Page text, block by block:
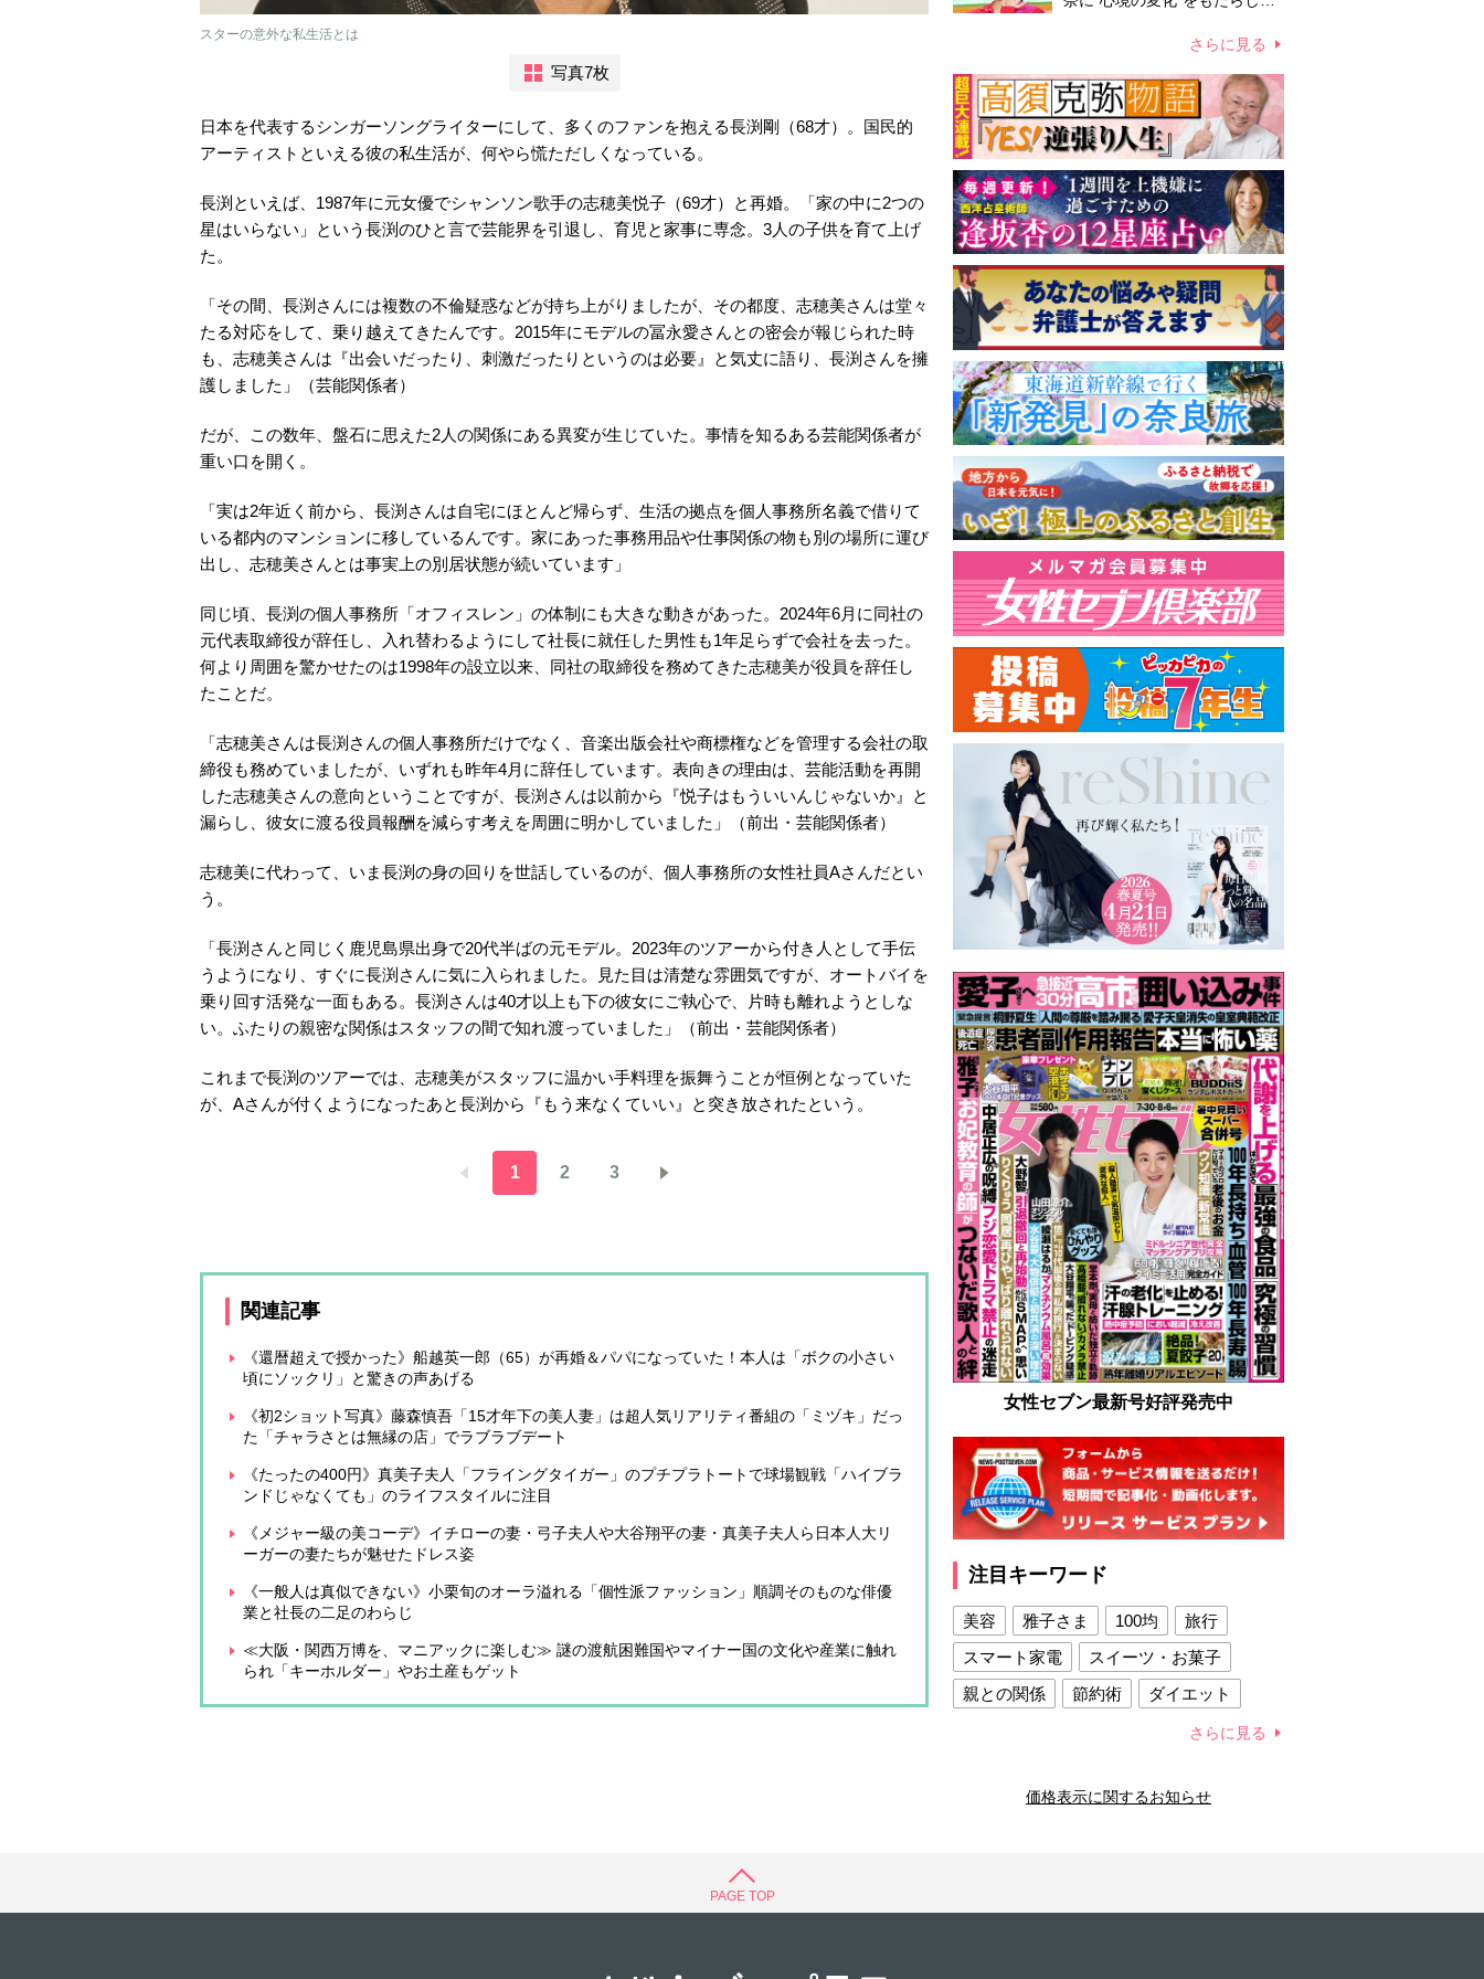
スターの意外な私生活とは
写真7枚
日本を代表するシンガーソングライターにして、多くのファンを抱える長渕剛（68才）。国民的
アーティストといえる彼の私生活が、何やら慌ただしくなっている。
長渕といえば、1987年に元女優でシャンソン歌手の志穂美悦子（69才）と再婚。「家の中に2つの
星はいらない」という長渕のひと言で芸能界を引退し、育児と家事に専念。3人の子供を育て上げ
た。
「その間、長渕さんには複数の不倫疑惑などが持ち上がりましたが、その都度、志穂美さんは堂々
たる対応をして、乗り越えてきたんです。2015年にモデルの冨永愛さんとの密会が報じられた時
も、志穂美さんは『出会いだったり、刺激だったりというのは必要』と気丈に語り、長渕さんを擁
護しました」（芸能関係者）
だが、この数年、盤石に思えた2人の関係にある異変が生じていた。事情を知るある芸能関係者が
重い口を開く。
「実は2年近く前から、長渕さんは自宅にほとんど帰らず、生活の拠点を個人事務所名義で借りて
いる都内のマンションに移しているんです。家にあった事務用品や仕事関係の物も別の場所に運び
出し、志穂美さんとは事実上の別居状態が続いています」
同じ頃、長渕の個人事務所「オフィスレン」の体制にも大きな動きがあった。2024年6月に同社の
元代表取締役が辞任し、入れ替わるようにして社長に就任した男性も1年足らずで会社を去った。
何より周囲を驚かせたのは1998年の設立以来、同社の取締役を務めてきた志穂美が役員を辞任し
たことだ。
「志穂美さんは長渕さんの個人事務所だけでなく、音楽出版会社や商標権などを管理する会社の取
締役も務めていましたが、いずれも昨年4月に辞任しています。表向きの理由は、芸能活動を再開
した志穂美さんの意向ということですが、長渕さんは以前から『悦子はもういいんじゃないか』と
漏らし、彼女に渡る役員報酬を減らす考えを周囲に明かしていました」（前出・芸能関係者）
志穂美に代わって、いま長渕の身の回りを世話しているのが、個人事務所の女性社員Aさんだとい
う。
「長渕さんと同じく鹿児島県出身で20代半ばの元モデル。2023年のツアーから付き人として手伝
うようになり、すぐに長渕さんに気に入られました。見た目は清楚な雰囲気ですが、オートバイを
乗り回す活発な一面もある。長渕さんは40才以上も下の彼女にご執心で、片時も離れようとしな
い。ふたりの親密な関係はスタッフの間で知れ渡っていました」（前出・芸能関係者）
これまで長渕のツアーでは、志穂美がスタッフに温かい手料理を振舞うことが恒例となっていた
が、Aさんが付くようになったあと長渕から『もう来なくていい』と突き放されたという。
1 2 3
関連記事
《還暦超えで授かった》船越英一郎（65）が再婚＆パパになっていた！本人は「ボクの小さい
頃にソックリ」と驚きの声あげる
《初2ショット写真》藤森慎吾「15才年下の美人妻」は超人気リアリティ番組の「ミヅキ」だっ
た「チャラさとは無縁の店」でラブラブデート
《たったの400円》真美子夫人「フライングタイガー」のプチプラトートで球場観戦「ハイブラ
ンドじゃなくても」のライフスタイルに注目
《メジャー級の美コーデ》イチローの妻・弓子夫人や大谷翔平の妻・真美子夫人ら日本人大リ
ーガーの妻たちが魅せたドレス姿
《一般人は真似できない》小栗旬のオーラ溢れる「個性派ファッション」順調そのものな俳優
業と社長の二足のわらじ
≪大阪・関西万博を、マニアックに楽しむ≫ 謎の渡航困難国やマイナー国の文化や産業に触れ
られ「キーホルダー」やお土産もゲット
って「がんに蝕まれる母」を演
さらに見る
女性セブン最新号好評発売中
注目キーワード
美容 雅子さま 100均
旅行
スマート家電
スイーツ・お菓子
親との関係
節約術
ダイエット
夫との関係
新津春子 どか食い
さらに見る
価格表示に関するお知らせ
PAGE TOP